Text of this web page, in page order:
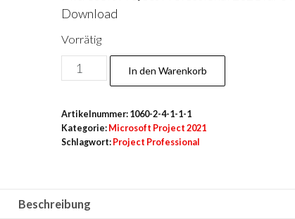
Download
Vorrätig
Project
2021
LTSC
für
In den Warenkorb
Artikelnummer: 1060-2-4-1-1-1
Kategorie: Microsoft Project 2021
Schlagwort: Project Professional
Beschreibung